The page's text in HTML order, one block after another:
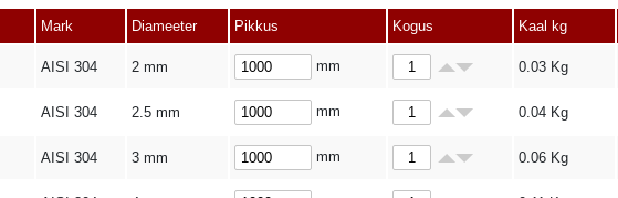
Mark Diameeter Pikkus Kogus Kaal kg
AISI 304 2 mm mm 0.03 Kg
AISI 304 2.5 mm mm 0.04 Kg
AISI 304 3 mm mm 0.06 Kg